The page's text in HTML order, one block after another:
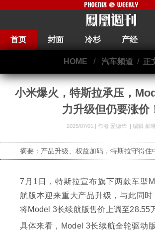
首页 封面 冷杉 产经
HOME / 汽车频道 / 正
小米爆火，特斯拉承压，
力升级但仍要涨价
2025/07/01 | 作者 爱德华 编辑 郝琳
摘要：产品升级、权益加码，特斯拉守得住
7月1日，特斯拉宣布旗下两款车型
航版本迎来重大产品升级，与此同时
将Model 3长续航版售价上调至28.55
具体来看，Model 3长续航全轮驱动